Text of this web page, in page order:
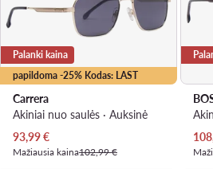
papildoma -25% Kodas: LAST
Palanki kaina
Carrera
Akiniai nuo saulės · Auksinė
Dabartinė kaina
93,99€
Mažiausia kaina102,99 €